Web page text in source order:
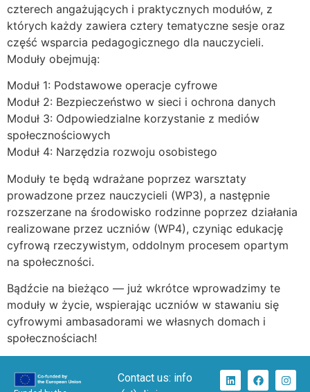
czterech angażujących i praktycznych modułów, z
których każdy zawiera cztery tematyczne sesje oraz
część wsparcia pedagogicznego dla nauczycieli.
Moduły obejmują:
Moduł 1: Podstawowe operacje cyfrowe
Moduł 2: Bezpieczeństwo w sieci i ochrona danych
Moduł 3: Odpowiedzialne korzystanie z mediów
społecznościowych
Moduł 4: Narzędzia rozwoju osobistego
Moduły te będą wdrażane poprzez warsztaty
prowadzone przez nauczycieli (WP3), a następnie
rozszerzane na środowisko rodzinne poprzez działania
realizowane przez uczniów (WP4), czyniąc edukację
cyfrową rzeczywistym, oddolnym procesem opartym
na społeczności.
Bądźcie na bieżąco — już wkrótce wprowadzimy te
moduły w życie, wspierając uczniów w stawaniu się
cyfrowymi ambasadorami we własnych domach i
społecznościach!
Contact us: info